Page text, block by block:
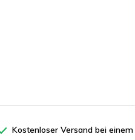
Kostenloser Versand bei